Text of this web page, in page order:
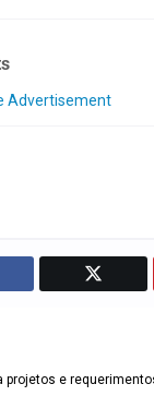
Advertisement
projetos e